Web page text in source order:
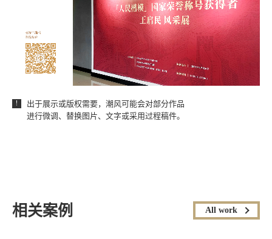
！
出于展示或版权需要，潮风可能会对部分作品
进行微调、替换图片、文字或采用过程稿件。
相关案例 All work